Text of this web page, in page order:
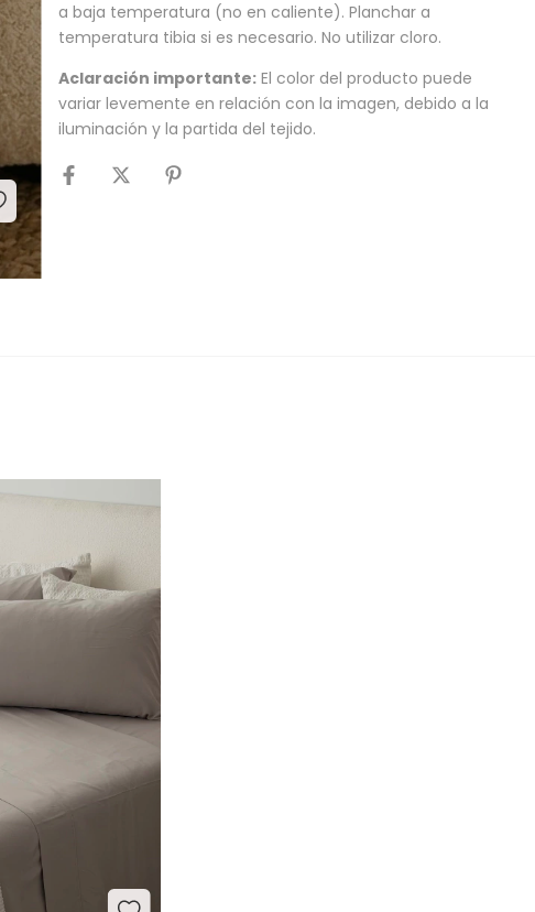
a baja temperatura (no en caliente). Planchar a
temperatura tibia si es necesario. No utilizar cloro.
Aclaración importante: El color del producto puede
variar levemente en relación con la imagen, debido a la
iluminación y la partida del tejido.